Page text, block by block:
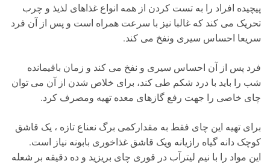
پیچیده افراد را به تست کردن از همه انواع غذاهای لذیذ و چرب
تحریک می کند که غالبا نیز با سرعت همراه است و پس از آن فرد
سریعا احساس سیری ونفخ می کند.
فرد پس از آن احساس سیری و نفخ می کند و زمان باقیمانده
شب را باید با درد شکم طی کند، برای خلاص شدن از آن می توان
چای خاصی را جهت رفع گازهای معده تهیه ومصرف کرد.
برای تهیه این چای فقط به مقدارکمی برگ نعناع تازه ، یک قاشق
کوچک دانه گیاه رازیانه ویک قاشق غذاخوری بابونه نیاز است.
این مواد را با نیم لیترآب در قوری چای بریزید و ده دقیقه بر شعله